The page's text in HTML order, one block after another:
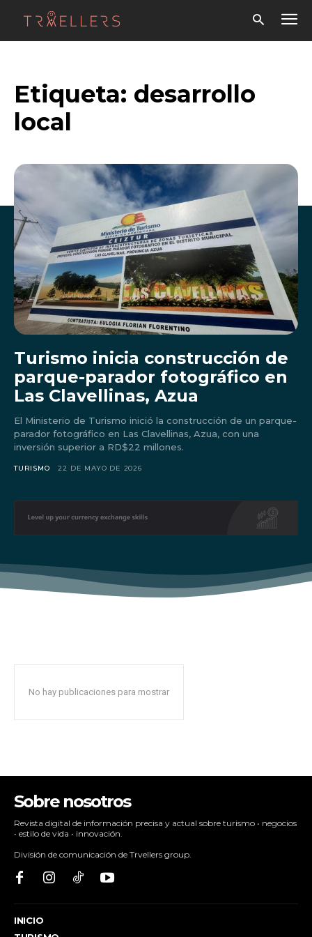
Don't miss
out!
Etiqueta: desarrollo
local
Turismo inicia construcción de
parque-parador fotográfico en
Las Clavellinas, Azua
El Ministerio de Turismo inició la construcción de un parque-
parador fotográfico en Las Clavellinas, Azua, con una
inversión superior a RD$22 millones.
TURISMO 22 DE MAYO DE 2026
No hay publicaciones para mostrar
Sobre nosotros
Revista digital de información precisa y actual sobre turismo • negocios
• estilo de vida • innovación.
División de comunicación de Trvellers group.
INICIO